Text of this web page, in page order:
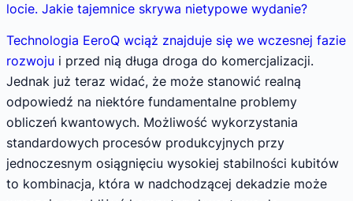
locie. Jakie tajemnice skrywa nietypowe wydanie?
Technologia EeroQ wciąż znajduje się we wczesnej fazie
rozwoju i przed nią długa droga do komercjalizacji.
Jednak już teraz widać, że może stanowić realną
odpowiedź na niektóre fundamentalne problemy
obliczeń kwantowych. Możliwość wykorzystania
standardowych procesów produkcyjnych przy
jednoczesnym osiągnięciu wysokiej stabilności kubitów
to kombinacja, która w nadchodzącej dekadzie może